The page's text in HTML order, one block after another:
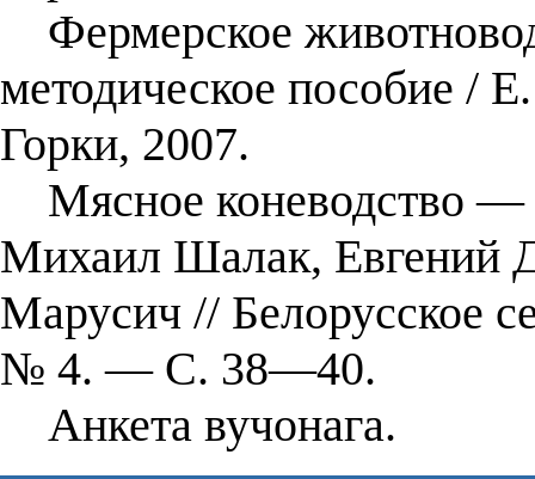
Фермерское
методическое пособие
Горки, 2007.
Мясное коневодство —
Михаил Шалак, Евгений
Марусич // Белорусское
№ 4. — С. 38—40.
Анкета вучонага.